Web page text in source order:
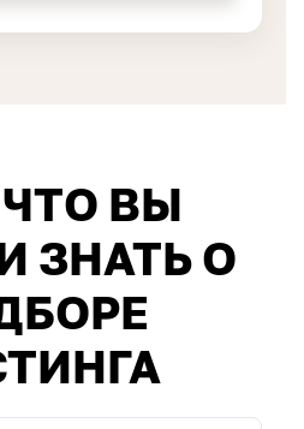
ЧТО ВЫ
ЗНАТЬ О